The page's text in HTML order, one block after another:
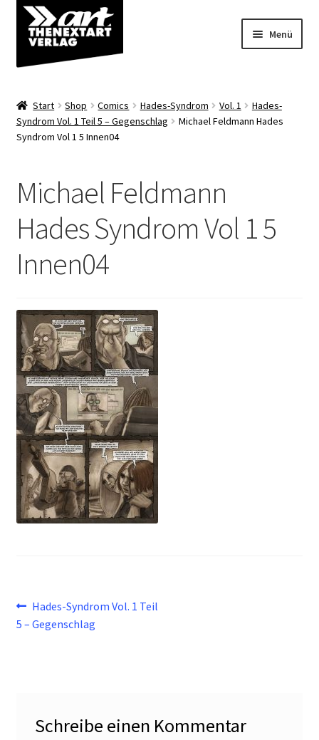
Zur
Navigation
springen
Zum
Inhalt
springen
Menü
Shop
Start Shop Comics Hades-Syndrom Vol. 1
Hades-
Syndrom Vol. 1 Teil 5 – Gegenschlag
Michael Feldmann Hades
Syndrom Vol 1 5 Innen04
Michael Feldmann
Hades Syndrom Vol 1 5
Innen04
Beitragsnavigation
Vorheriger
Beitrag:
Hades-Syndrom Vol. 1 Teil
5 – Gegenschlag
Schreibe einen Kommentar